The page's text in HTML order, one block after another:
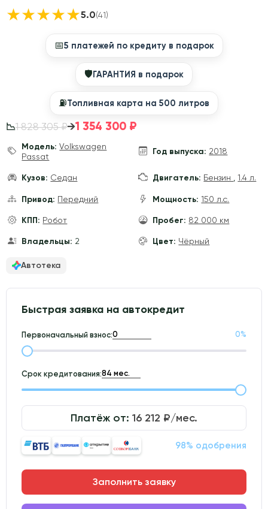
★★★★★5.0(41)
📅5 платежей по кредиту в подарок
🛡ГАРАНТИЯ в подарок
⛽️Топливная карта на 500 литров
📉1 828 305 ₽→1 354 300 ₽
Модель: Volkswagen
Passat
Год выпуска: 2018
Кузов: Седан Двигатель: Бензин ,1.4 л.
Привод: Передний Мощность: 150 л.с.
КПП: Робот Пробег: 82 000 км
Владельцы: 2 Цвет: Чёрный
Автотека
Быстрая заявка на автокредит
Первоначальный взнос: 0%
Срок кредитования:
Платёж от: 16 212 ₽/мес.
98% одобрения
Заполнить заявку